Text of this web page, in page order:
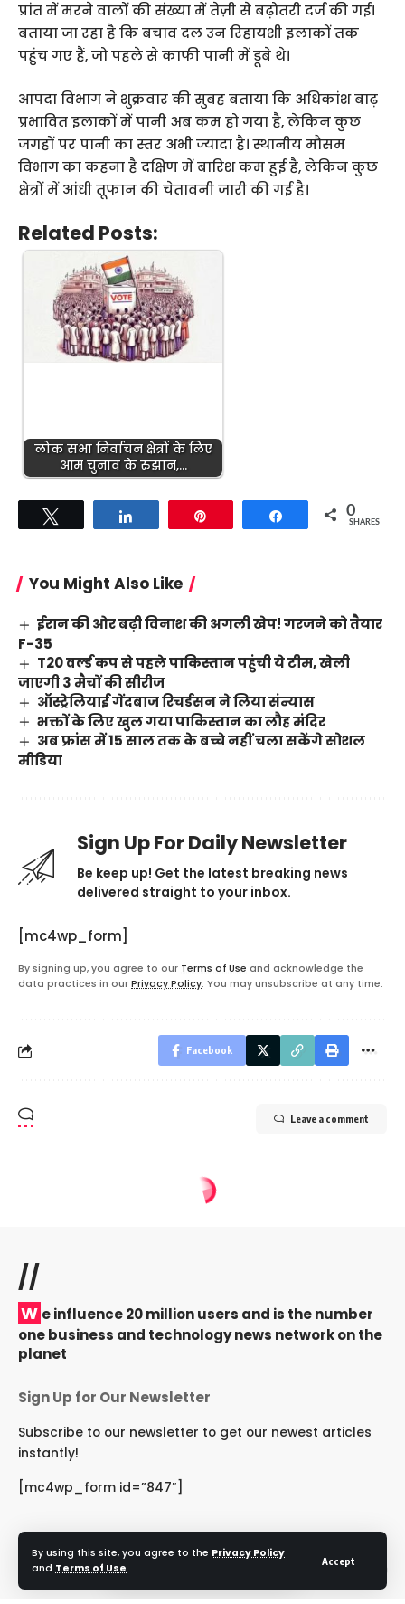
By using this site, you agree to the Privacy Policy
and Terms of Use.
Accept
प्रांत में मरने वालों की संख्या में तेज़ी से बढ़ोतरी दर्ज की गई।
बताया जा रहा है कि बचाव दल उन रिहायशी इलाकों तक
पहुंच गए हैं, जो पहले से काफी पानी में डूबे थे।
आपदा विभाग ने शुक्रवार की सुबह बताया कि अधिकांश बाढ़
प्रभावित इलाकों में पानी अब कम हो गया है, लेकिन कुछ
जगहों पर पानी का स्तर अभी ज्यादा है। स्थानीय मौसम
विभाग का कहना है दक्षिण में बारिश कम हुई है, लेकिन कुछ
क्षेत्रों में आंधी तूफान की चेतावनी जारी की गई है।
Related Posts:
लोक सभा निर्वाचन क्षेत्रों के लिए
आम चुनाव के रुझान,…
Share 0
SHARES
You Might Also Like
ईरान की ओर बढ़ी विनाश की अगली खेप! गरजने को तैयार
F-35
T20 वर्ल्ड कप से पहले पाकिस्तान पहुंची ये टीम, खेली
जाएगी 3 मैचों की सीरीज
ऑस्ट्रेलियाई गेंदबाज रिचर्डसन ने लिया संन्यास
भक्तों के लिए खुल गया पाकिस्तान का लौह मंदिर
अब फ्रांस में 15 साल तक के बच्चे नहीं चला सकेंगे सोशल
मीडिया
Sign Up For Daily Newsletter
Be keep up! Get the latest breaking news
delivered straight to your inbox.
[mc4wp_form]
By signing up, you agree to our Terms of Use and acknowledge the
data practices in our Privacy Policy. You may unsubscribe at any time.
Facebook
Leave a comment
//
W e influence 20 million users and is the number
one business and technology news network on the
planet
Sign Up for Our Newsletter
Subscribe to our newsletter to get our newest articles
instantly!
[mc4wp_form id=”847″]